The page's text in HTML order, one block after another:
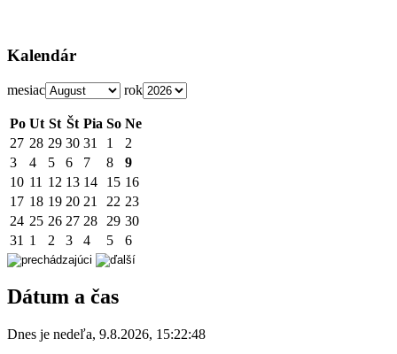
Kalendár
mesiac rok
Po Ut St Št Pia So Ne
27 28 29 30 31 1
2
3
4 5 6 7 8
9
10 11 12 13 14 15 16
17 18 19 20 21 22 23
24 25 26 27 28 29 30
31 1 2 3 4 5 6
Dátum a čas
Dnes je nedeľa, 9.8.2026, 15:22:48